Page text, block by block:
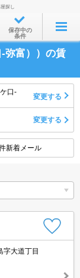
探し
保存中の
条件
弥富））の賃
口-
変更する
変更する
新着メール
字大道丁目